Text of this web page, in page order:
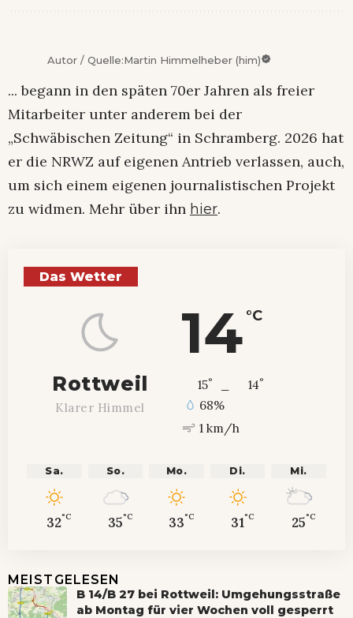
Autor / Quelle:Martin Himmelheber (him)
... begann in den späten 70er Jahren als freier
Mitarbeiter unter anderem bei der
„Schwäbischen Zeitung“ in Schramberg. 2026 hat
er die NRWZ auf eigenen Antrieb verlassen, auch,
um sich einem eigenen journalistischen Projekt
zu widmen. Mehr über ihn hier.
Das Wetter
14 °C
Rottweil
Klarer Himmel
15° 14°
68%
1 km/h
Sa.
32°C
So.
35°C
Mo.
33°C
Di.
31°C
Mi.
25°C
MEISTGELESEN
B 14/B 27 bei Rottweil: Umgehungsstraße
ab Montag für vier Wochen voll gesperrt